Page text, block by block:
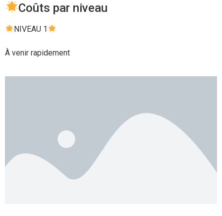
Coûts par niveau
NIVEAU 1
À venir rapidement